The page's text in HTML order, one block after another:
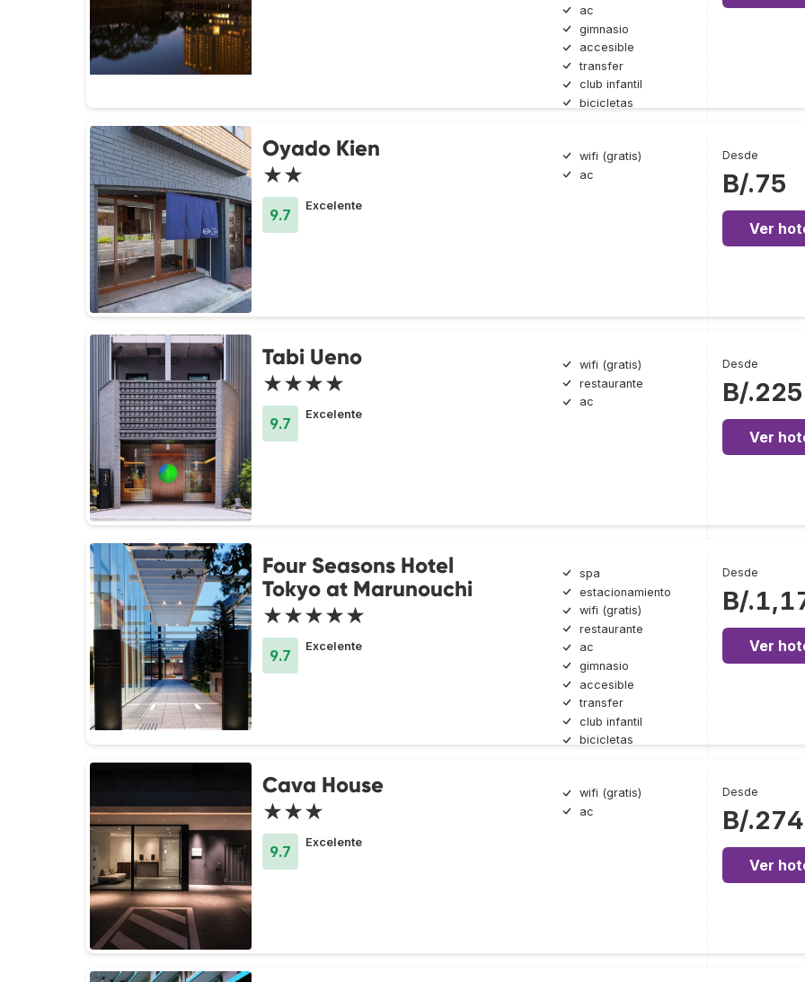
ac
gimnasio
accesible
transfer
club infantil
bicicletas
Oyado Kien
★★
9.7
Excelente
wifi (gratis)
ac
Desde
B/.75
Ver
Tabi Ueno
★★★★
9.7
Excelente
wifi (gratis)
restaurante
ac
Desde
B/.225
Ver
Four Seasons Hotel
Tokyo at Marunouchi
★★★★★
9.7
Excelente
spa
estacionamiento
wifi (gratis)
restaurante
ac
gimnasio
accesible
transfer
club infantil
bicicletas
Desde
B/
Ver
Cava House
★★★
9.7
Excelente
wifi (gratis)
ac
Desde
B/.274
Ver